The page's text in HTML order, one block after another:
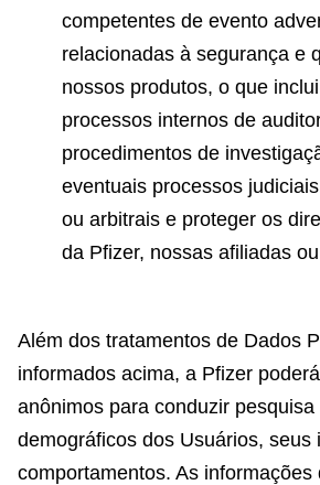
competentes de evento
relacionadas à segurança e
nossos produtos, o que
processos internos de
procedimentos de
eventuais processos
ou arbitrais e proteger os
da Pfizer, nossas afiliadas
Além dos tratamentos de Dados
informados acima, a Pfizer
anônimos para conduzir
demográficos dos Usuários, seus
comportamentos. As informações